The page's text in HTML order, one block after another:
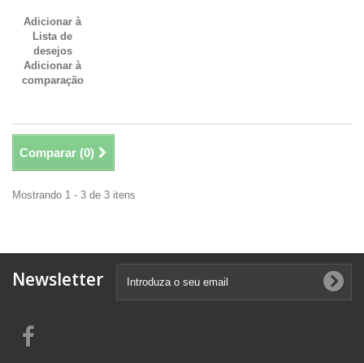
Adicionar à
Lista de
desejos
Adicionar à
comparação
Comparar (0)
Mostrando 1 - 3 de 3 itens
Newsletter